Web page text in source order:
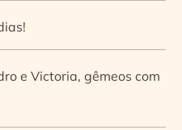
e Victoria, gêmeos com